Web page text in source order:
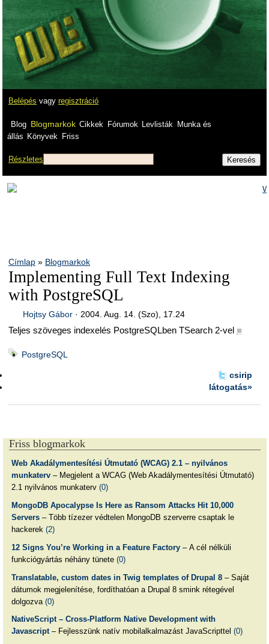
Belépés vagy regisztráció
Blog Blogmarkok Cikkek Fórumok Levlisták
Munka és
állás Könyvek Friss
Részletes
Címlap » Blogmarkok
Implementing Full Text Indexing
with PostgreSQL
Hojtsy Gábor· 2004. Aug. 14. (Szo), 17.24
Teljes szöveges indexelés PostgreSQLben TSearch 2-vel ■
PostgreSQL
csirip
látogatás»
Friss blogmarkok
Web Akadálymentesítési Útmutató (WCAG) 2.1 – nyilvános
munkaterv– Megjelent a WCAG (Web Akadálymentesítési Útmutató)
2.1 nyilvános munkaterv (0)
MongoDB Apocalypse Is Here as Ransom Attacks Hit 10,000
Servers– Több tízezer védtelen MongoDB szerverre csaptak le
hackerek (2)
12 Signs You’re Working in a Feature Factory– A cél nélküli
funkciógyártás néhány tünete (0)
Translatable, custom dates in Twig templates of Drupal 8– Saját
dátumok megjelenítése, fordíthatóan a Drupal 8 smink rétegével
dolgozva (0)
NativeScript – Cross-Platform Native Development with
Javascript– Fejlesszünk natív mobilalkalmazást JavaScripttel (0)